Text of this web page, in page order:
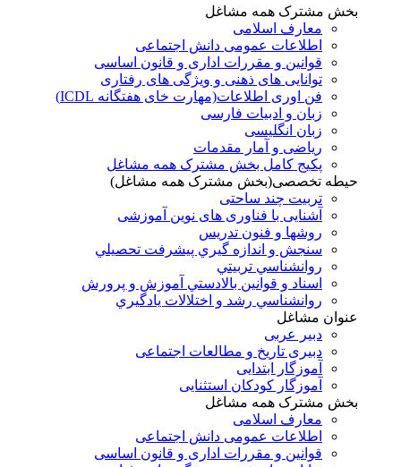
بخش مشترک همه مشاغل
معارف اسلامی
اطلاعات عمومی دانش اجتماعی
قوانین و مقررات اداری و قانون اساسی
توانایی های ذهنی و ویژگی های رفتاری
فن اوری اطلاعات(مهارت خای هفتگانه ICDL)
زبان و ادبیات فارسی
زبان انگلیسی
ریاضی و آمار مقدمات
پکیج کامل بخش مشترک همه مشاغل
حیطه تخصصی(بخش مشترک همه مشاغل)
تربیت چند ساحتی
آشنایی با فناوری های نوین آموزشی
روشها و فنون تدريس
سنجش و اندازه گيري پيشرفت تحصيلي
روانشناسي تربيتي
اسناد و قوانين بالادستي آموزش و پرورش
روانشناسي رشد و اختلالات يادگيري
عنوان مشاغل
دبير عربی
دبیری تاریخ و مطالعات اجتماعی
آموزگار ابتدایی
آموزگار کودکان استثنایی
بخش مشترک همه مشاغل
معارف اسلامی
اطلاعات عمومی دانش اجتماعی
قوانین و مقررات اداری و قانون اساسی